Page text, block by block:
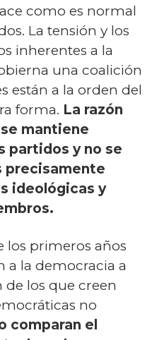
como es normal
La tensión y los
inherentes a la
una coalición
están a la orden del
forma. La razón
mantiene
partidos y no se
precisamente
ideológicas y
los primeros años
a la democracia a
los que creen
no
comparan el